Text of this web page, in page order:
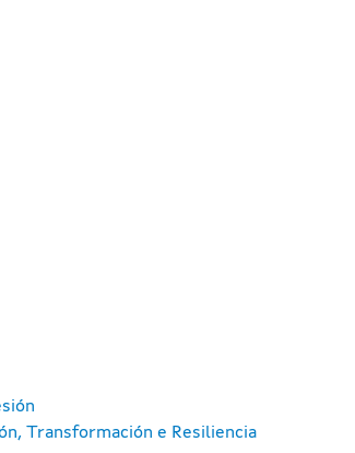
Transformación e Resiliencia